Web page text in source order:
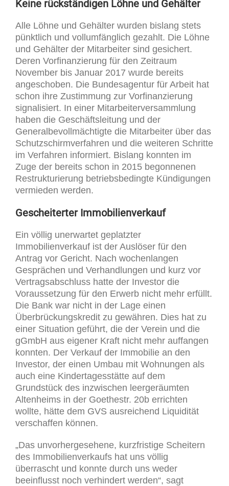
Keine rückständigen Löhne und Gehälter
Alle Löhne und Gehälter wurden bislang stets
pünktlich und vollumfänglich gezahlt. Die Löhne
und Gehälter der Mitarbeiter sind gesichert.
Deren Vorfinanzierung für den Zeitraum
November bis Januar 2017 wurde bereits
angeschoben. Die Bundesagentur für Arbeit hat
schon ihre Zustimmung zur Vorfinanzierung
signalisiert. In einer Mitarbeiterversammlung
haben die Geschäftsleitung und der
Generalbevollmächtigte die Mitarbeiter über das
Schutzschirmverfahren und die weiteren Schritte
im Verfahren informiert. Bislang konnten im
Zuge der bereits schon in 2015 begonnenen
Restrukturierung betriebsbedingte Kündigungen
vermieden werden.
Gescheiterter Immobilienverkauf
Ein völlig unerwartet geplatzter
Immobilienverkauf ist der Auslöser für den
Antrag vor Gericht. Nach wochenlangen
Gesprächen und Verhandlungen und kurz vor
Vertragsabschluss hatte der Investor die
Voraussetzung für den Erwerb nicht mehr erfüllt.
Die Bank war nicht in der Lage einen
Überbrückungskredit zu gewähren. Dies hat zu
einer Situation geführt, die der Verein und die
gGmbH aus eigener Kraft nicht mehr auffangen
konnten. Der Verkauf der Immobilie an den
Investor, der einen Umbau mit Wohnungen als
auch eine Kindertagesstätte auf dem
Grundstück des inzwischen leergeräumten
Altenheims in der Goethestr. 20b errichten
wollte, hätte dem GVS ausreichend Liquidität
verschaffen können.
„Das unvorhergesehene, kurzfristige Scheitern
des Immobilienverkaufs hat uns völlig
überrascht und konnte durch uns weder
beeinflusst noch verhindert werden“, sagt